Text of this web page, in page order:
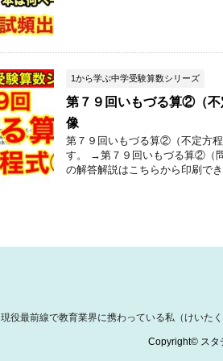
1から学ぶ中学受験算数シリーズ
第７９回いもづる算②（
像
第７９回いもづる算②（不定方
す。 →第７９回いもづる算②（
の解答解説はこちらから印刷で
現役最前線で教育業界に携わっている私（けいた
Copyright© スタ